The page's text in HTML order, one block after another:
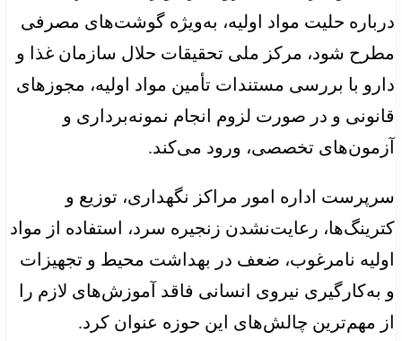
درباره حلیت مواد اولیه، به‌ویژه گوشت‌های مصرفی
مطرح شود، مرکز ملی تحقیقات حلال سازمان غذا و
دارو با بررسی مستندات تأمین مواد اولیه، مجوزهای
قانونی و در صورت لزوم انجام نمونه‌برداری و
آزمون‌های تخصصی، ورود می‌کند.
سرپرست اداره امور مراکز نگهداری، توزیع و
کترینگ‌ها، رعایت‌نشدن زنجیره سرد، استفاده از مواد
اولیه نامرغوب، ضعف در بهداشت محیط و تجهیزات
و به‌کارگیری نیروی انسانی فاقد آموزش‌های لازم را
از مهم‌ترین چالش‌های این حوزه عنوان کرد.